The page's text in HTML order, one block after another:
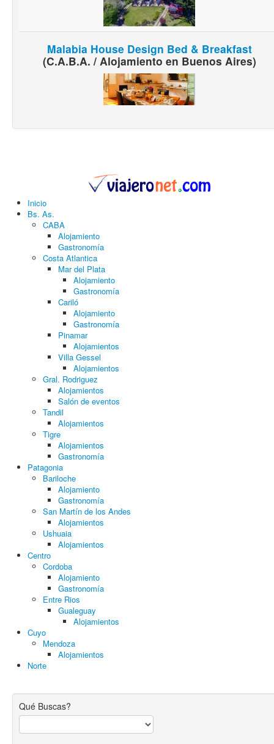
Malabia House Design Bed & Breakfast
(C.A.B.A. / Alojamiento en Buenos Aires)
Inicio
Bs. As.
CABA
Alojamiento
Gastronomía
Costa Atlantica
Mar del Plata
Alojamiento
Gastronomía
Cariló
Alojamiento
Gastronomía
Pinamar
Alojamientos
Villa Gessel
Alojamientos
Gral. Rodriguez
Alojamientos
Salón de eventos
Tandil
Alojamientos
Tigre
Alojamientos
Gastronomía
Patagonia
Bariloche
Alojamiento
Gastronomía
San Martín de los Andes
Alojamientos
Ushuaia
Alojamientos
Centro
Cordoba
Alojamiento
Gastronomía
Entre Rios
Gualeguay
Alojamientos
Cuyo
Mendoza
Alojamientos
Norte
Qué Buscas?